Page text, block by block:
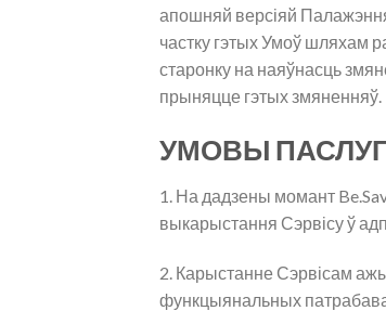
апошняй версіяй
частку гэтых Умоў шляхам
старонку на наяўнасць
прыняцце гэтых змяненняў.
УМОВЫ
1. На дадзены момант
выкарыстання Сэрвісу ў
2. Карыстанне Сэрвісам
функцыянальных